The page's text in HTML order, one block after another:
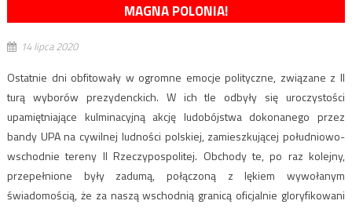
MAGNA POLONIA!
14 lipca 2020
Ostatnie dni obfitowały w ogromne emocje polityczne, związane z II
turą wyborów prezydenckich. W ich tle odbyły się uroczystości
upamiętniające kulminacyjną akcję ludobójstwa dokonanego przez
bandy UPA na cywilnej ludności polskiej, zamieszkującej południowo-
wschodnie tereny II Rzeczypospolitej. Obchody te, po raz kolejny,
przepełnione były zadumą, połączoną z lękiem wywołanym
świadomością, że za naszą wschodnią granicą oficjalnie gloryfikowani